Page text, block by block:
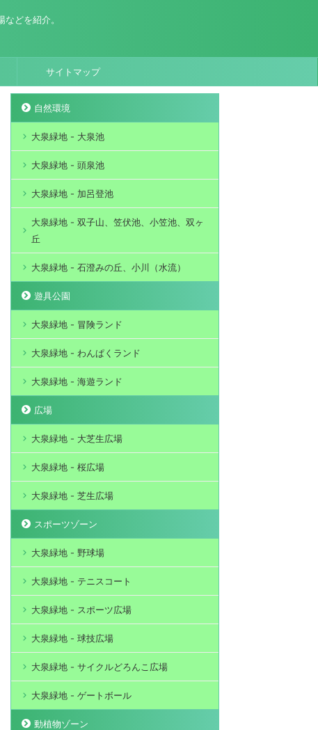
どを紹介。
サイトマップ
自然環境
大泉緑地 - 大泉池
大泉緑地 - 頭泉池
大泉緑地 - 加呂登池
大泉緑地 - 双子山、笠伏池、小笠池、双ヶ
丘
大泉緑地 - 石澄みの丘、小川（水流）
遊具公園
大泉緑地 - 冒険ランド
大泉緑地 - わんぱくランド
大泉緑地 - 海遊ランド
広場
大泉緑地 - 大芝生広場
大泉緑地 - 桜広場
大泉緑地 - 芝生広場
スポーツゾーン
大泉緑地 - 野球場
大泉緑地 - テニスコート
大泉緑地 - スポーツ広場
大泉緑地 - 球技広場
大泉緑地 - サイクルどろんこ広場
大泉緑地 - ゲートボール
動植物ゾーン